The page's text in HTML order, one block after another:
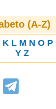
(A-Z)
K L M N O P
Y Z